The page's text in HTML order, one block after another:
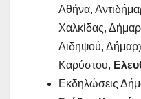
Αθήνα,
Χαλκίδας,
Αιδηψού,
Καρύστου,
Εκδηλώσεις